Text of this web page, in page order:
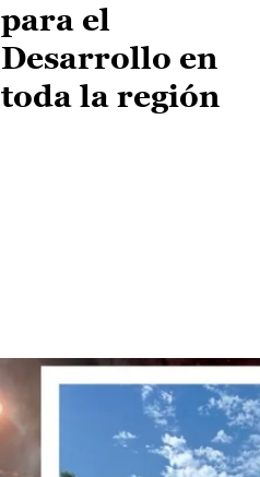
para el
Desarrollo en
toda la región